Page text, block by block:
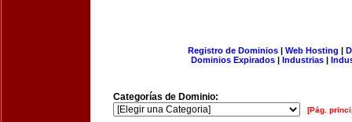
Registro de Dominios| Web Hosting |
Dominios Expirados | Industrias |
Categorías de Dominio:
[Pág.